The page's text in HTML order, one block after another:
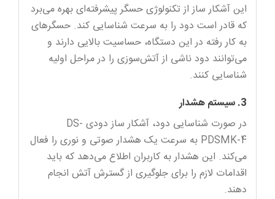
این آشکار ساز از تکنولوژی حسگر پیشرفته‌ای بهره می‌برد
که قادر است دود را به سرعت شناسایی کند. حسگرهای
به کار رفته در این دستگاه، حساسیت بالایی دارند و
می‌توانند دود ناشی از آتش‌سوزی را در مراحل اولیه
شناسایی کنند.
3. سیستم هشدار
در صورت شناسایی دود، آشکار ساز دودی DS-
PDSMK-4 به سرعت یک هشدار صوتی و نوری را فعال
می‌کند. این هشدار به کاربران اطلاع می‌دهد که باید
اقدامات لازم را برای جلوگیری از گسترش آتش انجام
دهند.